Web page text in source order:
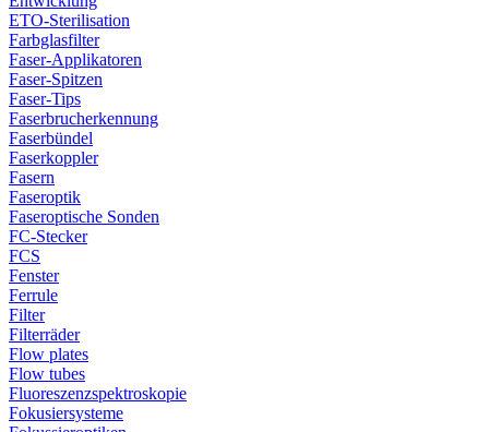
ETO-Sterilisation
Farbglasfilter
Faser-Applikatoren
Faser-Spitzen
Faser-Tips
Faserbrucherkennung
Faserbündel
Faserkoppler
Fasern
Faseroptik
Faseroptische Sonden
FC-Stecker
FCS
Fenster
Ferrule
Filter
Filterräder
Flow plates
Flow tubes
Fluoreszenzspektroskopie
Fokusiersysteme